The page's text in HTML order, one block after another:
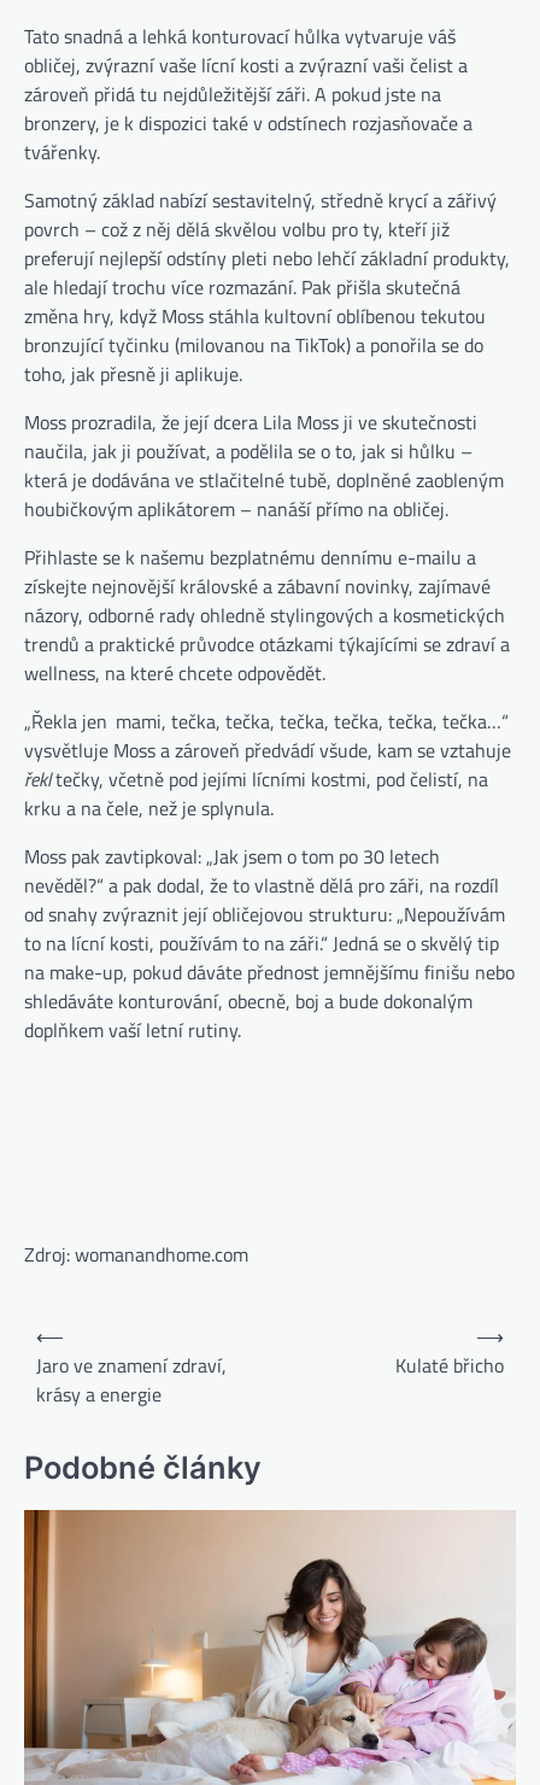
Tato snadná a lehká konturovací hůlka vytvaruje váš
obličej, zvýrazní vaše lícní kosti a zvýrazní vaši čelist a
zároveň přidá tu nejdůležitější záři. A pokud jste na
bronzery, je k dispozici také v odstínech rozjasňovače a
tvářenky.
Samotný základ nabízí sestavitelný, středně krycí a zářivý
povrch – což z něj dělá skvělou volbu pro ty, kteří již
preferují nejlepší odstíny pleti nebo lehčí základní produkty,
ale hledají trochu více rozmazání. Pak přišla skutečná
změna hry, když Moss stáhla kultovní oblíbenou tekutou
bronzující tyčinku (milovanou na TikTok) a ponořila se do
toho, jak přesně ji aplikuje.
Moss prozradila, že její dcera Lila Moss ji ve skutečnosti
naučila, jak ji používat, a podělila se o to, jak si hůlku –
která je dodávána ve stlačitelné tubě, doplněné zaobleným
houbičkovým aplikátorem – nanáší přímo na obličej.
Přihlaste se k našemu bezplatnému dennímu e-mailu a
získejte nejnovější královské a zábavní novinky, zajímavé
názory, odborné rady ohledně stylingových a kosmetických
trendů a praktické průvodce otázkami týkajícími se zdraví a
wellness, na které chcete odpovědět.
„Řekla jen ‚mami, tečka, tečka, tečka, tečka, tečka, tečka…“
vysvětluje Moss a zároveň předvádí všude, kam se vztahuje
řekltečky, včetně pod jejími lícními kostmi, pod čelistí, na
krku a na čele, než je splynula.
Moss pak zavtipkoval: „Jak jsem o tom po 30 letech
nevěděl?“ a pak dodal, že to vlastně dělá pro záři, na rozdíl
od snahy zvýraznit její obličejovou strukturu: „Nepoužívám
to na lícní kosti, používám to na záři.“ Jedná se o skvělý tip
na make-up, pokud dáváte přednost jemnějšímu finišu nebo
shledáváte konturování, obecně, boj a bude dokonalým
doplňkem vaší letní rutiny.
Zdroj: womanandhome.com
⟵
Jaro ve znamení zdraví,
krásy a energie
Kulaté břicho
⟶
Podobné články